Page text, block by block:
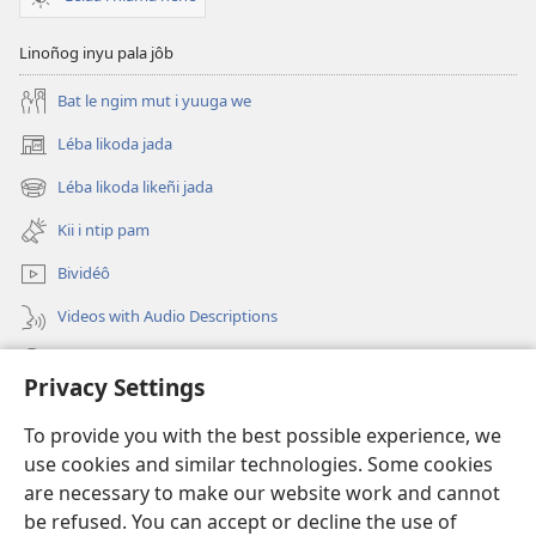
Privacy Settings
To provide you with the best possible experience, we
use cookies and similar technologies. Some cookies
are necessary to make our website work and cannot
be refused. You can accept or decline the use of
ni
Linoñog inyu pala jôb
Bat le ngim mut i yuuga we
Léba likoda jada
(opens
new
window)
Léba likoda likeñi jada
(opens
new
window)
Kii i ntip pam
Bividéô
Videos with Audio Descriptions
(opens
window)Watchtower KOBOT BIKAAT I INTERNET
(opens
new